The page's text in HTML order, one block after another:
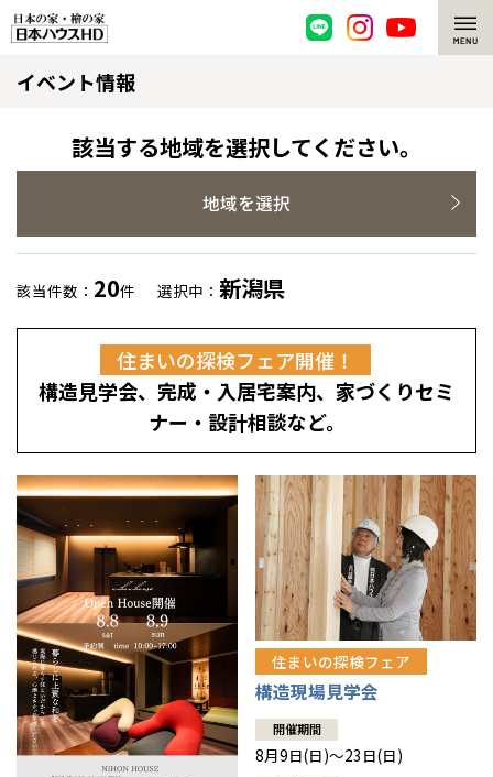
脱炭素・檜の家
環境にやさしい、脱炭素社会の住宅
耐震構造
高耐久住宅
高断熱・高気密の家
エネルギー自給自足
感謝訪問・長期保証
直営工事
1メーターモジュール
冷暖房標準装備
24時間対応コールセンター
選ばれる理由
檜の魅力 トップ
檜と日本人
1000年を超えて生きる檜
知られざる檜の効果・作用
檜の住まいデザイン
理想の木材「檜」
注文住宅
グレートステージ
施工事例
平屋の家
外観・インテリア集
WEB住宅展示場
暮らし方提案
住まいのコラム
リフォーム トップ
リフォームメニュー
選ばれる理由
リフォームの流れ
介護保険利用で快適リフォーム
資産活用 トップ
賃貸併用住宅のメリット
安心のサポートシステム
商品紹介
展示場案内
買取サービス
分譲住宅・土地
分譲マンション
分譲マンション トップ
ワザックとは
高い信頼性
トランクルーム
会社情報
会社情報 トップ
お問い合わせ
イベント情報
該当する地域を選択してください。
地域を選択
該当件数： 20件 選択中： 新潟県
住まいの探検フェア開催！
構造見学会、完成・入居宅案内、家づくりセミ
ナー・設計相談など。
住まいの探検フェア
構造現場見学会
開催期間
8月9日(日)～23日(日)